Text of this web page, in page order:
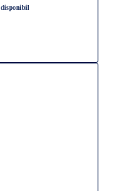
disponibil